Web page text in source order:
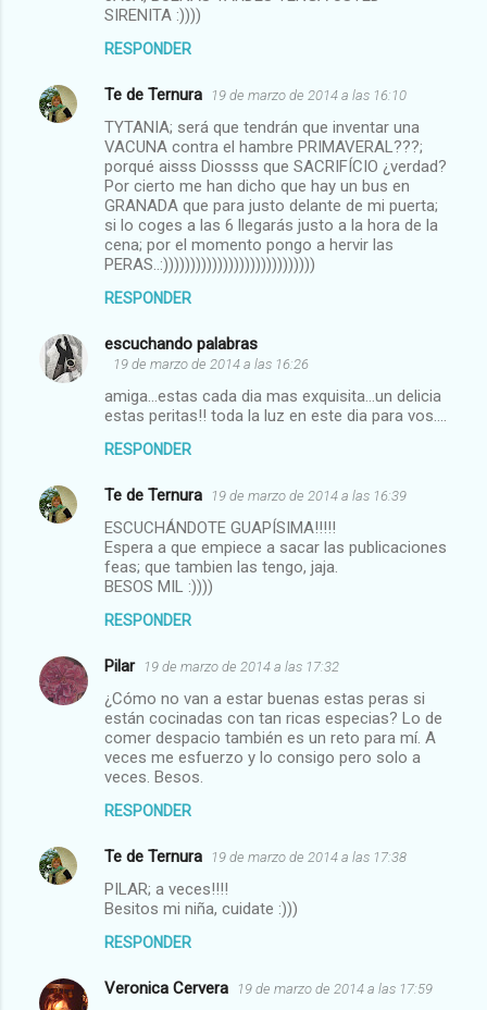
SIRENITA :))))
RESPONDER
Te de Ternura 19 de marzo de 2014 a las 16:10
TYTANIA; será que tendrán que inventar una
VACUNA contra el hambre PRIMAVERAL???;
porqué aisss Diossss que SACRIFÍCIO ¿verdad?
Por cierto me han dicho que hay un bus en
GRANADA que para justo delante de mi puerta;
si lo coges a las 6 llegarás justo a la hora de la
cena; por el momento pongo a hervir las
PERAS..:))))))))))))))))))))))))))))
RESPONDER
escuchando palabras
19 de marzo de 2014 a las 16:26
amiga...estas cada dia mas exquisita...un delicia
estas peritas!! toda la luz en este dia para vos....
RESPONDER
Te de Ternura 19 de marzo de 2014 a las 16:39
ESCUCHÁNDOTE GUAPÍSIMA!!!!!
Espera a que empiece a sacar las publicaciones
feas; que tambien las tengo, jaja.
BESOS MIL :))))
RESPONDER
Pilar 19 de marzo de 2014 a las 17:32
¿Cómo no van a estar buenas estas peras si
están cocinadas con tan ricas especias? Lo de
comer despacio también es un reto para mí. A
veces me esfuerzo y lo consigo pero solo a
veces. Besos.
RESPONDER
Te de Ternura 19 de marzo de 2014 a las 17:38
PILAR; a veces!!!!
Besitos mi niña, cuidate :)))
RESPONDER
Veronica Cervera 19 de marzo de 2014 a las 17:59